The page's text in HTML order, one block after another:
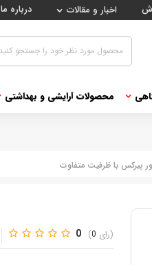
اخبار و مقالات درباره ما
محصولات آرایشی و بهداشتی
پیرکس با ظرفیت متفاوت
0 0